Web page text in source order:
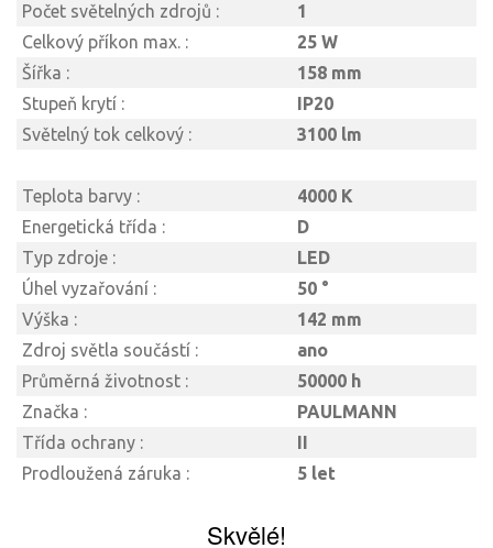
Počet světelných zdrojů :
1
Celkový příkon max. :
25 W
Šířka :
158 mm
Stupeň krytí :
IP20
Světelný tok celkový :
3100 lm
Teplota barvy :
4000 K
Energetická třída :
D
Typ zdroje :
LED
Úhel vyzařování :
50 °
Výška :
142 mm
Zdroj světla součástí :
ano
Průměrná životnost :
50000 h
Značka :
PAULMANN
Třída ochrany :
II
Prodloužená záruka :
5 let